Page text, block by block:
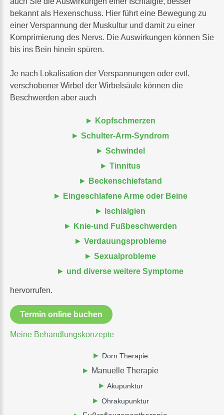
bekannt als Hexenschuss. Hier führt eine Bewegung zu
einer Verspannung der Muskultur und damit zu einer
Komprimierung des Nervs. Die Auswirkungen können Sie
bis ins Bein hinein spüren.
Je nach Lokalisation der Verspannungen oder evtl.
verschobener Wirbel der Wirbelsäule können die
Beschwerden aber auch
Kopfschmerzen
Schulter-Arm-Syndrom
Schwindel
Tinnitus
Beckenschiefstand
Eingeschlafene Arme oder Beine
Ischialgien
Knie-und Fußbeschwerden
Verdauungsprobleme
Sexualprobleme
und diverse weitere Symptome
hervorrufen.
Termin online buchen
Meine Behandlungskonzepte
Dorn Therapie
Manuelle Therapie
Akupunktur
Ohrakupunktur